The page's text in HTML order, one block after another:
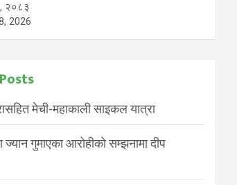
२०८३
2026
मेची-महाकाली साइकल यात्रा
ज्यान गुमाएका आरोहीको सम्झनामा दीप